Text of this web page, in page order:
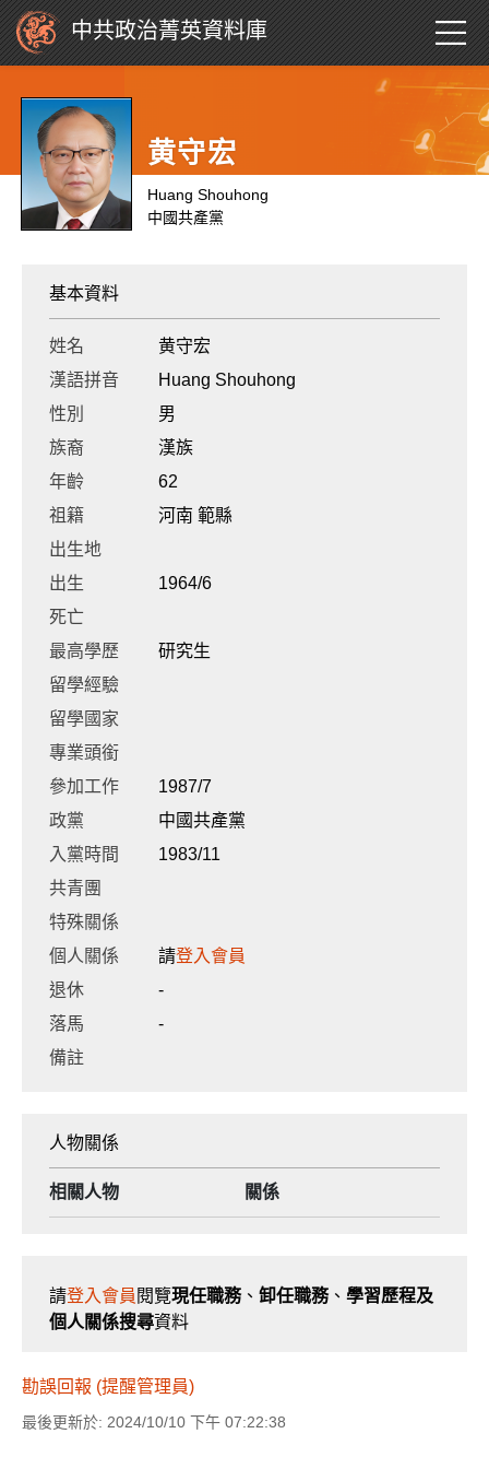
中共政治菁英資料庫
黄守宏
Huang Shouhong
中國共產黨
基本資料
姓名
黄守宏
漢語拼音
Huang Shouhong
性別
男
族裔
漢族
年齡
62
祖籍
河南 範縣
出生地
出生
1964/6
死亡
最高學歷
研究生
留學經驗
留學國家
專業頭銜
參加工作
1987/7
政黨
中國共產黨
入黨時間
1983/11
共青團
特殊關係
個人關係
請登入會員
退休
-
落馬
-
備註
人物關係
相關人物 關係
請登入會員 閱覽現任職務、 卸任職務、 學習歷程及
個人關係搜尋資料
勘誤回報 (提醒管理員)
最後更新於: 2024/10/10 下午 07:22:38